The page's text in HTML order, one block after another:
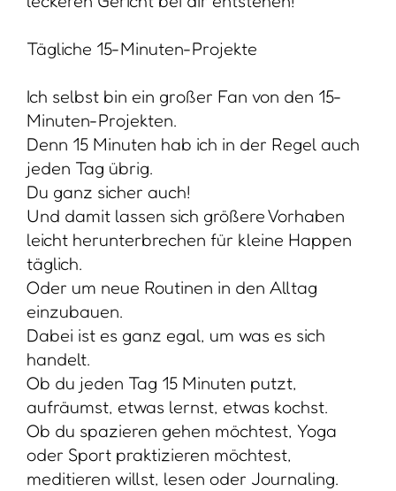
Tägliche 15-Minuten-Projekte
Ich selbst bin ein großer Fan von den 15-
Minuten-Projekten.
Denn 15 Minuten hab ich in der Regel auch
jeden Tag übrig.
Du ganz sicher auch!
Und damit lassen sich größere Vorhaben
leicht herunterbrechen für kleine Happen
täglich.
Oder um neue Routinen in den Alltag
einzubauen.
Dabei ist es ganz egal, um was es sich
handelt.
Ob du jeden Tag 15 Minuten putzt,
aufräumst, etwas lernst, etwas kochst.
Ob du spazieren gehen möchtest, Yoga
oder Sport praktizieren möchtest,
meditieren willst, lesen oder Journaling.